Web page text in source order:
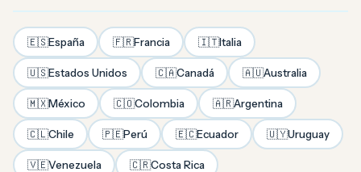
🇪🇸España 🇫🇷Francia 🇮🇹Italia
🇺🇸Estados Unidos 🇨🇦Canadá 🇦🇺Australia
🇲🇽México 🇨🇴Colombia 🇦🇷Argentina
🇨🇱Chile 🇵🇪Perú 🇪🇨Ecuador 🇺🇾Uruguay
🇻🇪Venezuela 🇨🇷Costa Rica